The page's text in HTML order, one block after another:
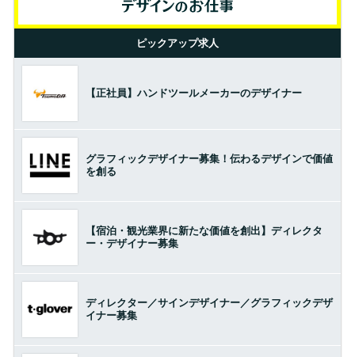
ピックアップ求人
【正社員】ハンドツールメーカーのデザイナー
グラフィックデザイナー募集！伝わるデザインで価値
を創る
【宿泊・観光業界に新たな価値を創出】ディレクタ
ー・デザイナー募集
ディレクター／サインデザイナー／グラフィックデザ
イナー募集